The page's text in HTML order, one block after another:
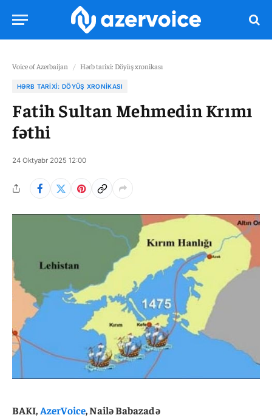
Voice of Azerbaijan / Hərb tarixi: Döyüş xronikası
HƏRB TARIXI: DÖYÜŞ XRONIKASI
Fatih Sultan Mehmedin Krımı
fəthi
24 Oktyabr 2025 12:00
BAKI,AzerVoice, Nailə Babazadə